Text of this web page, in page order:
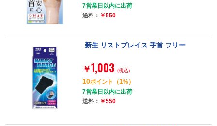
7営業日以内に出荷
送料： ￥550
新生 リストブレイス 手首 フリー
￥1,003 (税込)
10ポイント （1%）
7営業日以内に出荷
送料： ￥550